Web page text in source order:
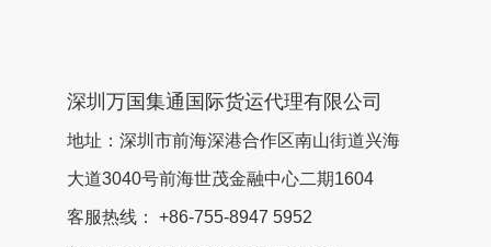
深圳万国集通国际货运代理有限公司
地址：深圳市前海深港合作区南山街道兴海
大道3040号前海世茂金融中心二期1604
客服热线： +86-755-8947 5952